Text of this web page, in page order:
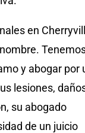
en
y abogar por
lesiones,
su abogado
de un juicio